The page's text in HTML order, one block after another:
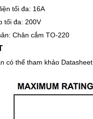
tối đa: 16A
tối đa: 200V
Chân cắm TO-220
có thể tham khảo Datasheet